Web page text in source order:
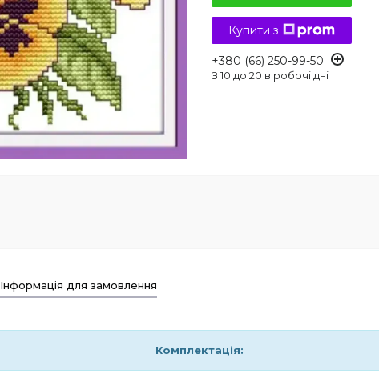
Купити з
+380 (66) 250-99-50
З 10 до 20 в робочі дні
Інформація для замовлення
Комплектація: